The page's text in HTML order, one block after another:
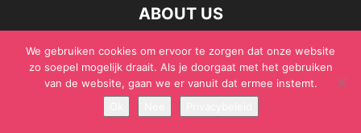
ABOUT US
© Samen Zwanger - Copyright - Gericht Media 2017 - 2021
We gebruiken cookies om ervoor te zorgen dat onze website
zo soepel mogelijk draait. Als je doorgaat met het gebruiken
van de website, gaan we er vanuit dat ermee instemt.